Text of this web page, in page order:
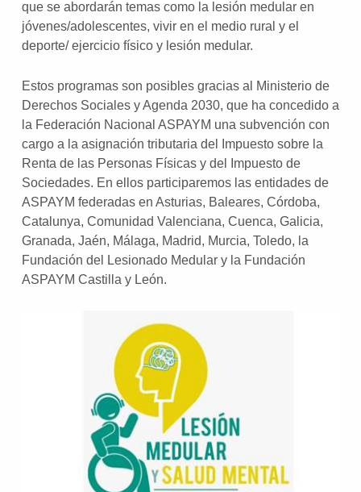
que se abordarán temas como la lesión medular en
jóvenes/adolescentes, vivir en el medio rural y el
deporte/ ejercicio físico y lesión medular.
Estos programas son posibles gracias al Ministerio de
Derechos Sociales y Agenda 2030, que ha concedido a
la Federación Nacional ASPAYM una subvención con
cargo a la asignación tributaria del Impuesto sobre la
Renta de las Personas Físicas y del Impuesto de
Sociedades. En ellos participaremos las entidades de
ASPAYM federadas en Asturias, Baleares, Córdoba,
Catalunya, Comunidad Valenciana, Cuenca, Galicia,
Granada, Jaén, Málaga, Madrid, Murcia, Toledo, la
Fundación del Lesionado Medular y la Fundación
ASPAYM Castilla y León.